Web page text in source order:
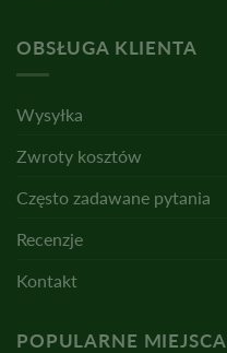
OBSŁUGA KLIENTA
Wysyłka
Zwroty kosztów
Często zadawane pytania
Recenzje
Kontakt
POPULARNE MIEJSCA